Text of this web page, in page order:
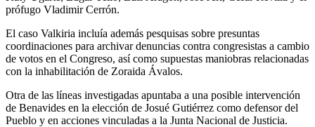
prófugo Vladimir Cerrón.
El caso Valkiria incluía además pesquisas sobre presuntas
coordinaciones para archivar denuncias contra congresistas a cambio
de votos en el Congreso, así como supuestas maniobras relacionadas
con la inhabilitación de Zoraida Ávalos.
Otra de las líneas investigadas apuntaba a una posible intervención
de Benavides en la elección de Josué Gutiérrez como defensor del
Pueblo y en acciones vinculadas a la Junta Nacional de Justicia.